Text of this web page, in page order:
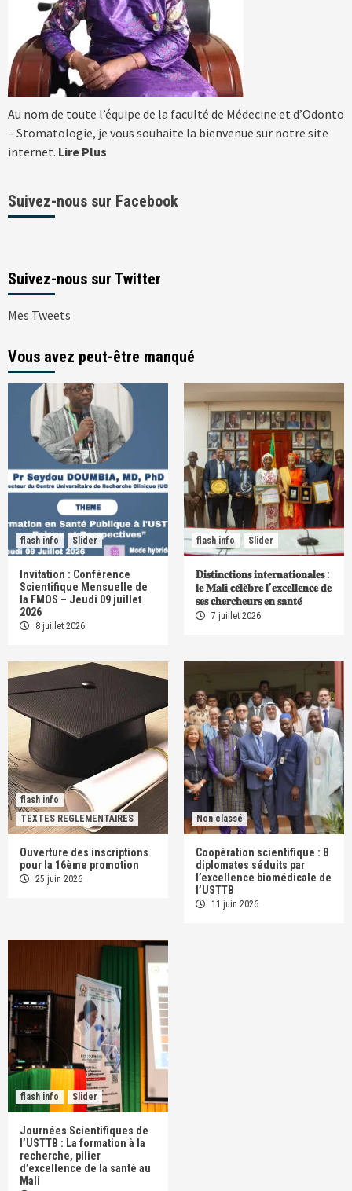
Au nom de toute l’équipe de la faculté de Médecine et d’Odonto
– Stomatologie, je vous souhaite la bienvenue sur notre site
internet. Lire Plus
Suivez-nous sur Facebook
Suivez-nous sur Twitter
Mes Tweets
Vous avez peut-être manqué
flash info Slider
Invitation : Conférence
Scientifique Mensuelle de
la FMOS – Jeudi 09 juillet
2026
8 juillet 2026
flash info Slider
𝐃𝐢𝐬𝐭𝐢𝐧𝐜𝐭𝐢𝐨𝐧𝐬 𝐢𝐧𝐭𝐞𝐫𝐧𝐚𝐭𝐢𝐨𝐧𝐚𝐥𝐞𝐬 :
𝐥𝐞 𝐌𝐚𝐥𝐢 𝐜𝐞́𝐥𝐞̀𝐛𝐫𝐞 𝐥’𝐞𝐱𝐜𝐞𝐥𝐥𝐞𝐧𝐜𝐞 𝐝𝐞
𝐬𝐞𝐬 𝐜𝐡𝐞𝐫𝐜𝐡𝐞𝐮𝐫𝐬 𝐞𝐧 𝐬𝐚𝐧𝐭𝐞́
7 juillet 2026
flash info
TEXTES REGLEMENTAIRES
Ouverture des inscriptions
pour la 16ème promotion
25 juin 2026
Non classé
Coopération scientifique : 8
diplomates séduits par
l’excellence biomédicale de
l’USTTB
11 juin 2026
flash info Slider
Journées Scientifiques de
l’USTTB : La formation à la
recherche, pilier
d’excellence de la santé au
Mali